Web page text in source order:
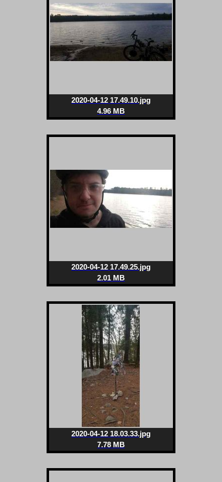
2020-04-12 17.49.10.jpg
4.96 MB
2020-04-12 17.49.25.jpg
2.01 MB
2020-04-12 18.03.33.jpg
7.78 MB